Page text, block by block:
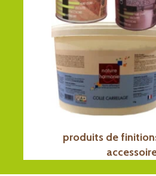
produits de